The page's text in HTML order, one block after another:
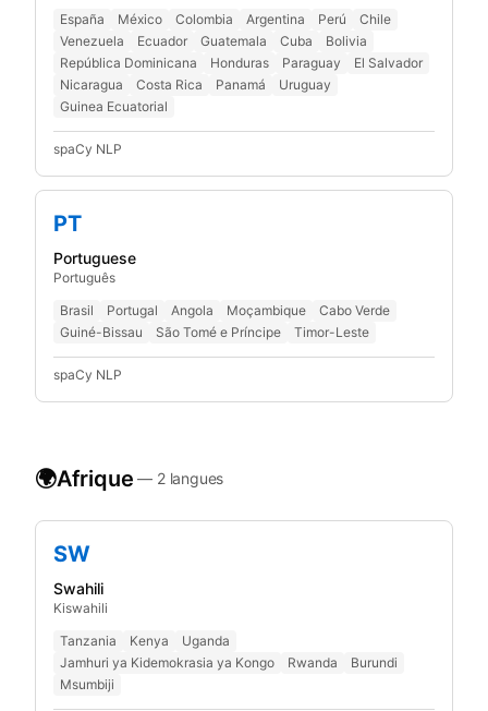
España
México Colombia Argentina Perú
Chile
Venezuela
Ecuador Guatemala Cuba
Bolivia
República Dominicana
Honduras Paraguay
El Salvador
Nicaragua
Costa Rica Panamá
Uruguay
Guinea Ecuatorial
spaCy NLP
PT
Portuguese
Português
Brasil
Portugal Angola Moçambique
Cabo Verde
Guiné-Bissau
São Tomé e Príncipe Timor-Leste
spaCy NLP
🌍Afrique — 2 langues
SW
Swahili
Kiswahili
Tanzania
Kenya
Uganda
Jamhuri ya Kidemokrasia ya Kongo
Rwanda
Burundi
Msumbiji